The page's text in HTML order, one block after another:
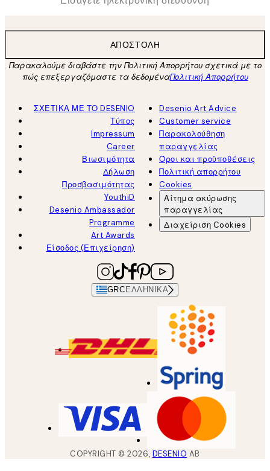
ΑΠΟΣΤΟΛΉ
Παρακαλούμε διαβάστε την Πολιτική Απορρήτου σχετικά με το
πώς επεξεργαζόμαστε τα δεδομέναΠολιτική Απορρήτου
ΣΧΕΤΙΚΑ ΜΕ ΤΟ DESENIO
Τύπος
Impressum
Career
Βιωσιμότητα
Δήλωση
Προσβασιμότητας
YouthiD
Desenio Ambassador
Programme
Art Awards
Είσοδος (Επιχείρηση)
Desenio Art Advice
Customer service
Παρακολούθηση
παραγγελίας
Όροι και προϋποθέσεις
Πολιτική απορρήτου
Cookies
Αίτημα ακύρωσης
παραγγελίας
Διαχείριση Cookies
GRC ΕΛΛΗΝΙΚΆ
COPYRIGHT ©2026, DESENIO AB